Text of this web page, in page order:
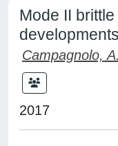
Mode II
developments
Campagnolo, A.
2017